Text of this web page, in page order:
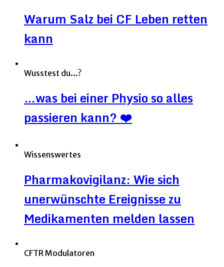
Warum Salz bei CF Leben retten
kann
Wusstest du...?
…was bei einer Physio so alles
passieren kann? ❤️
Wissenswertes
Pharmakovigilanz: Wie sich
unerwünschte Ereignisse zu
Medikamenten melden lassen
CFTR Modulatoren